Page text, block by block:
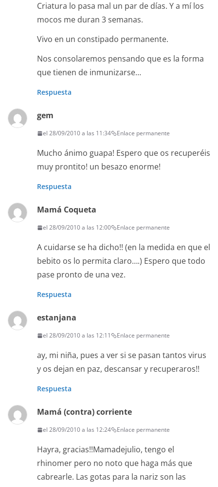
Criatura lo pasa mal un par de días. Y a mí los
mocos me duran 3 semanas.
Vivo en un constipado permanente.
Nos consolaremos pensando que es la forma
que tienen de inmunizarse…
Respuesta
gem
el 28/09/2010 a las 11:34 Enlace permanente
Mucho ánimo guapa! Espero que os recuperéis
muy prontito! un besazo enorme!
Respuesta
Mamá Coqueta
el 28/09/2010 a las 12:00 Enlace permanente
A cuidarse se ha dicho!! (en la medida en que el
bebito os lo permita claro….) Espero que todo
pase pronto de una vez.
Respuesta
estanjana
el 28/09/2010 a las 12:11 Enlace permanente
ay, mi niña, pues a ver si se pasan tantos virus
y os dejan en paz, descansar y recuperaros!!
Respuesta
Mamá (contra) corriente
el 28/09/2010 a las 12:24 Enlace permanente
Hayra, gracias!!Mamadejulio, tengo el
rhinomer pero no noto que haga más que
cabrearle. Las gotas para la nariz son las